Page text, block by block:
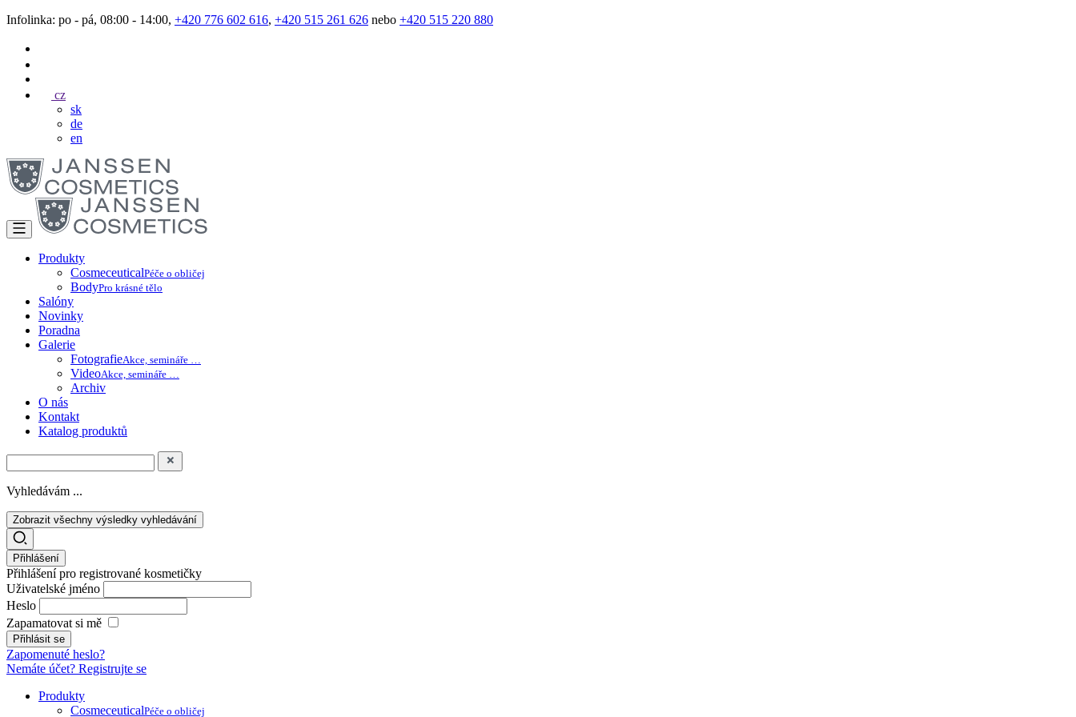
Infolinka: po - pá, 08:00 - 14:00, +420 776 602 616, +420 515 261 626 nebo +420 515 220 880
cz
sk
de
en
Produkty
CosmeceuticalPéče o obličej
BodyPro krásné tělo
Salóny
Novinky
Poradna
Galerie
FotografieAkce, semináře …
VideoAkce, semináře …
Archiv
O nás
Kontakt
Katalog produktů
Vyhledávám ...
Zobrazit všechny výsledky vyhledávání
Přihlášení
Přihlášení pro registrované kosmetičky
Uživatelské jméno
Heslo
Zapamatovat si mě
Zapomenuté heslo?
Nemáte účet? Registrujte se
Produkty
CosmeceuticalPéče o obličej